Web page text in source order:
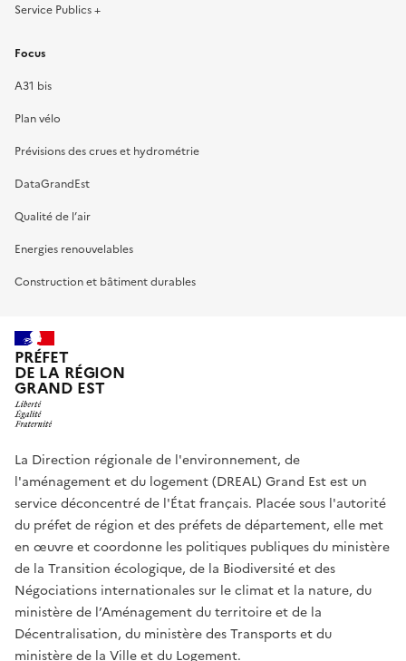
Service Publics +
Focus
A31 bis
Plan vélo
Prévisions des crues et hydrométrie
DataGrandEst
Qualité de l’air
Energies renouvelables
Construction et bâtiment durables
PRÉFET
DE LA RÉGION
GRAND EST
La Direction régionale de l'environnement, de
l'aménagement et du logement (DREAL) Grand Est est un
service déconcentré de l'État français. Placée sous l'autorité
du préfet de région et des préfets de département, elle met
en œuvre et coordonne les politiques publiques du ministère
de la Transition écologique, de la Biodiversité et des
Négociations internationales sur le climat et la nature, du
ministère de l’Aménagement du territoire et de la
Décentralisation, du ministère des Transports et du
ministère de la Ville et du Logement.